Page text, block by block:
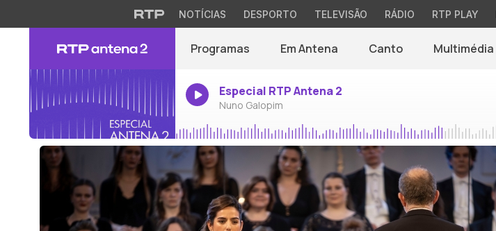
NOTÍCIAS DESPORTO TELEVISÃO RÁDIO RTP PLAY
Programas Em Antena Canto Multimédia
Especial RTP Antena 2
Nuno Galopim